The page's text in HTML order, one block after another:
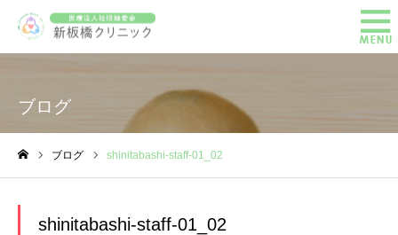
ブログ
ブログ shinitabashi-staff-01_02
shinitabashi-staff-01_02